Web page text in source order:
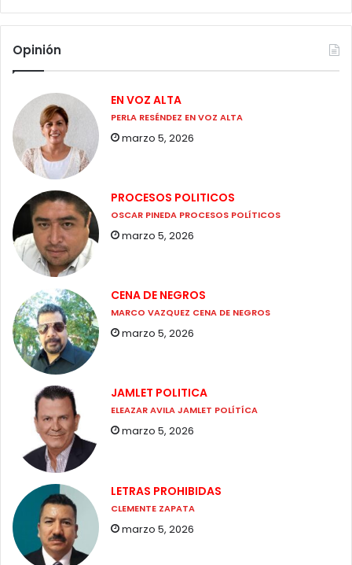
Opinión
EN VOZ ALTA
PERLA RESÉNDEZ EN VOZ ALTA
marzo 5, 2026
PROCESOS POLITICOS
OSCAR PINEDA PROCESOS POLÍTICOS
marzo 5, 2026
CENA DE NEGROS
MARCO VAZQUEZ CENA DE NEGROS
marzo 5, 2026
JAMLET POLITICA
ELEAZAR AVILA JAMLET POLÍTÍCA
marzo 5, 2026
LETRAS PROHIBIDAS
CLEMENTE ZAPATA
marzo 5, 2026